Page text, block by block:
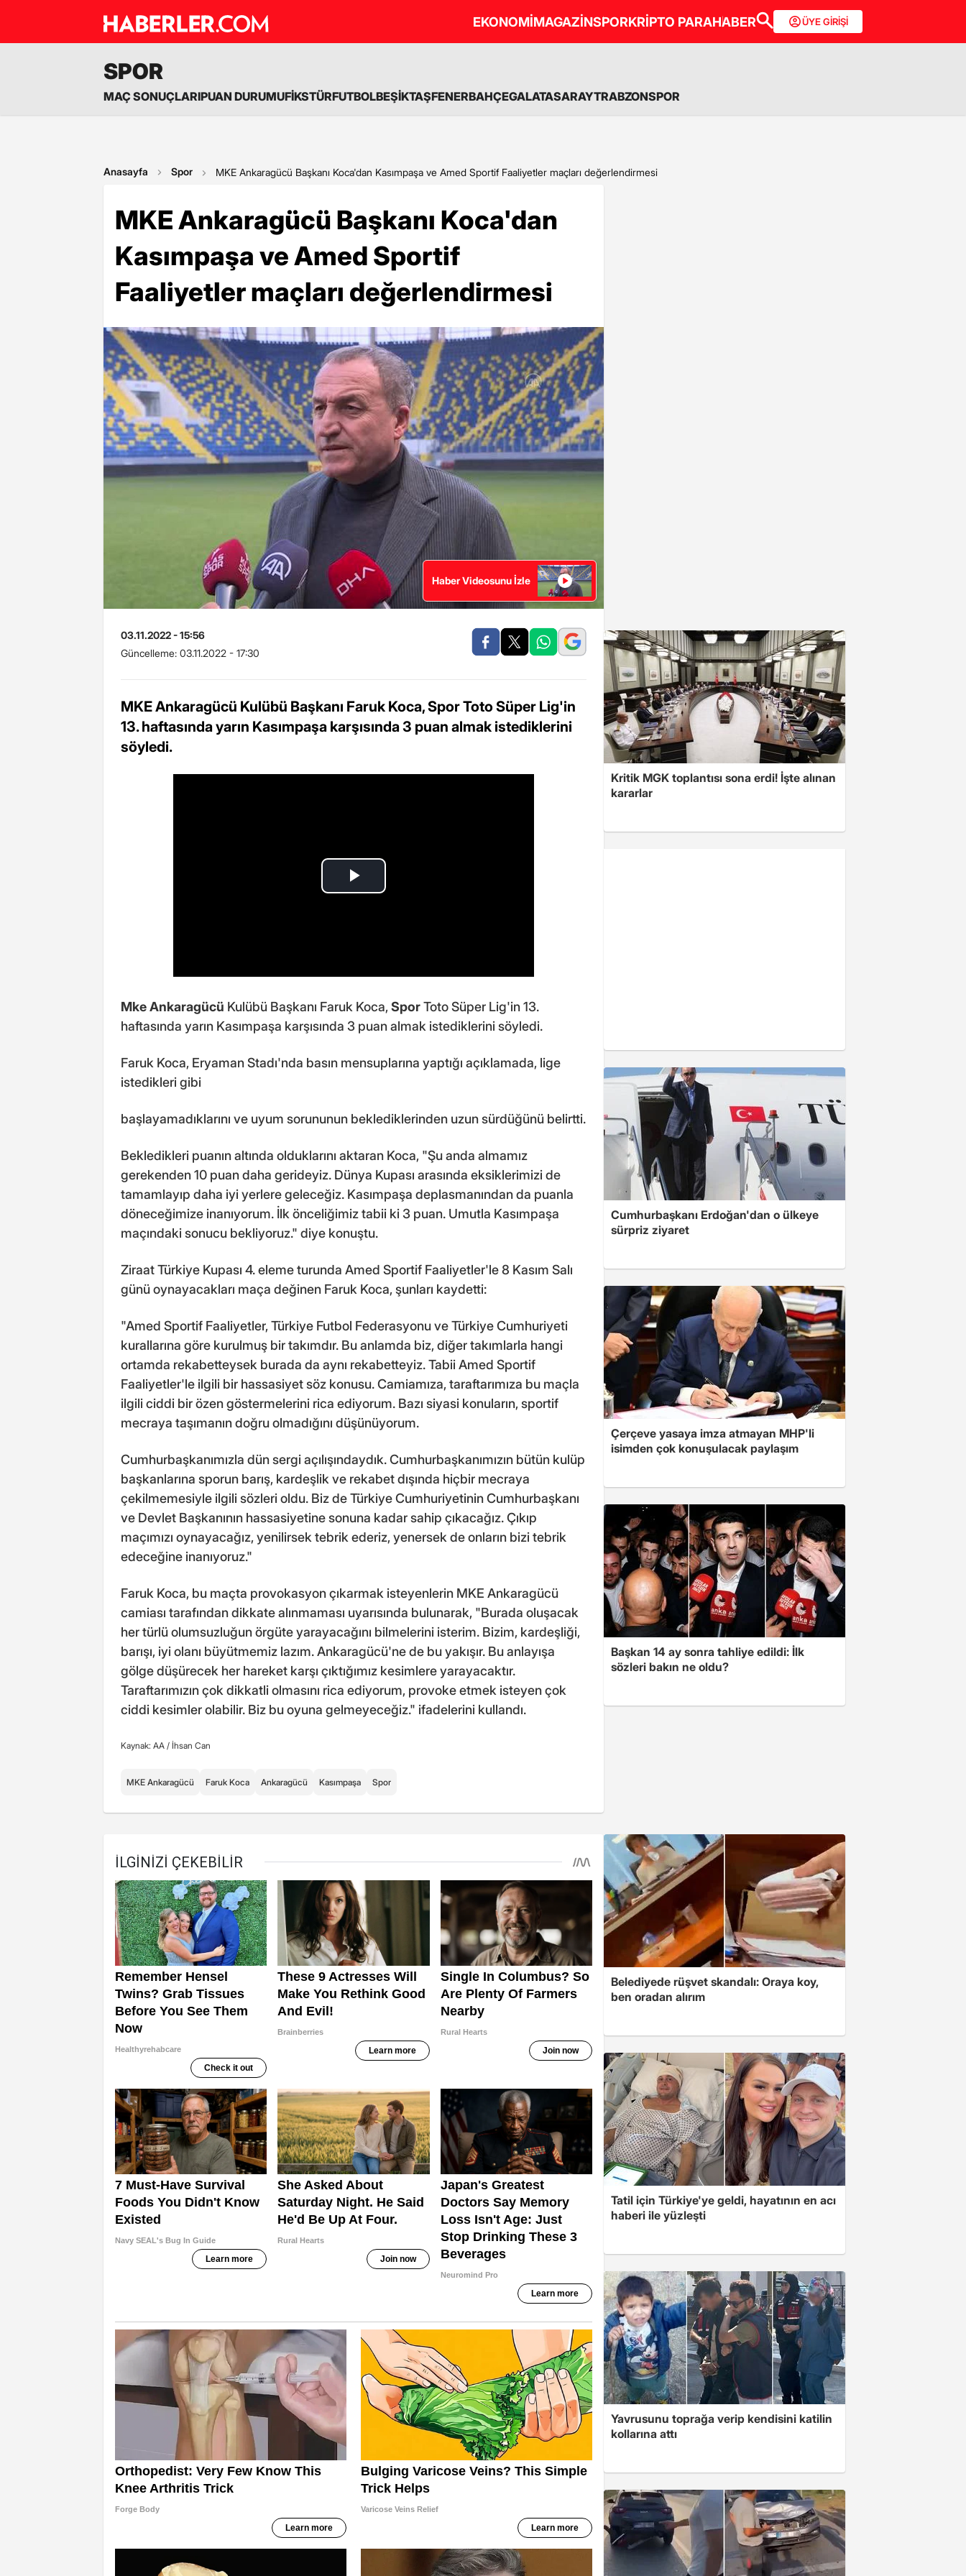
EKONOMİMAGAZİNSPORKRİPTO PARAHABER ÜYE GİRİŞİ
SPOR
MAÇ SONUÇLARIPUAN DURUMUFİKSTÜRFUTBOLBEŞİKTAŞFENERBAHÇEGALATASARAYTRABZONSPOR
Anasayfa Spor MKE Ankaragücü Başkanı Koca'dan Kasımpaşa ve Amed Sportif Faaliyetler maçları değerlendirmesi
MKE Ankaragücü Başkanı Koca'dan
Kasımpaşa ve Amed Sportif
Faaliyetler maçları değerlendirmesi
Haber Videosunu İzle
03.11.2022 - 15:56
Güncelleme: 03.11.2022 - 17:30
MKE Ankaragücü Kulübü Başkanı Faruk Koca, Spor Toto Süper Lig'in
13. haftasında yarın Kasımpaşa karşısında 3 puan almak istediklerini
söyledi.
Mke Ankaragücü Kulübü Başkanı Faruk Koca,SporToto Süper Lig'in 13.
haftasında yarın Kasımpaşa karşısında 3 puan almak istediklerini söyledi.
Faruk Koca, Eryaman Stadı'nda basın mensuplarına yaptığı açıklamada, lige
istedikleri gibi
başlayamadıklarını ve uyum sorununun beklediklerinden uzun sürdüğünü belirtti.
Bekledikleri puanın altında olduklarını aktaran Koca, "Şu anda almamız
gerekenden 10 puan daha gerideyiz. Dünya Kupası arasında eksiklerimizi de
tamamlayıp daha iyi yerlere geleceğiz. Kasımpaşa deplasmanından da puanla
döneceğimize inanıyorum. İlk önceliğimiz tabii ki 3 puan. Umutla Kasımpaşa
maçındaki sonucu bekliyoruz." diye konuştu.
Ziraat Türkiye Kupası 4. eleme turunda Amed Sportif Faaliyetler'le 8 Kasım Salı
günü oynayacakları maça değinen Faruk Koca, şunları kaydetti:
"Amed Sportif Faaliyetler, Türkiye Futbol Federasyonu ve Türkiye Cumhuriyeti
kurallarına göre kurulmuş bir takımdır. Bu anlamda biz, diğer takımlarla hangi
ortamda rekabetteysek burada da aynı rekabetteyiz. Tabii Amed Sportif
Faaliyetler'le ilgili bir hassasiyet söz konusu. Camiamıza, taraftarımıza bu maçla
ilgili ciddi bir özen göstermelerini rica ediyorum. Bazı siyasi konuların, sportif
mecraya taşımanın doğru olmadığını düşünüyorum.
Cumhurbaşkanımızla dün sergi açılışındaydık. Cumhurbaşkanımızın bütün kulüp
başkanlarına sporun barış, kardeşlik ve rekabet dışında hiçbir mecraya
çekilmemesiyle ilgili sözleri oldu. Biz de Türkiye Cumhuriyetinin Cumhurbaşkanı
ve Devlet Başkanının hassasiyetine sonuna kadar sahip çıkacağız. Çıkıp
maçımızı oynayacağız, yenilirsek tebrik ederiz, yenersek de onların bizi tebrik
edeceğine inanıyoruz."
Faruk Koca, bu maçta provokasyon çıkarmak isteyenlerin MKE Ankaragücü
camiası tarafından dikkate alınmaması uyarısında bulunarak, "Burada oluşacak
her türlü olumsuzluğun örgüte yarayacağını bilmelerini isterim. Bizim, kardeşliği,
barışı, iyi olanı büyütmemiz lazım. Ankaragücü'ne de bu yakışır. Bu anlayışa
gölge düşürecek her hareket karşı çıktığımız kesimlere yarayacaktır.
Taraftarımızın çok dikkatli olmasını rica ediyorum, provoke etmek isteyen çok
ciddi kesimler olabilir. Biz bu oyuna gelmeyeceğiz." ifadelerini kullandı.
Kaynak: AA / İhsan Can
MKE Ankaragücü Faruk Koca Ankaragücü Kasımpaşa Spor
Kritik MGK toplantısı sona erdi! İşte alınan
kararlar
Cumhurbaşkanı Erdoğan'dan o ülkeye
sürpriz ziyaret
Çerçeve yasaya imza atmayan MHP'li
isimden çok konuşulacak paylaşım
Başkan 14 ay sonra tahliye edildi: İlk
sözleri bakın ne oldu?
Belediyede rüşvet skandalı: Oraya koy,
ben oradan alırım
Tatil için Türkiye'ye geldi, hayatının en acı
haberi ile yüzleşti
Yavrusunu toprağa verip kendisini katilin
kollarına attı